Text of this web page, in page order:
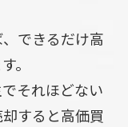
できるだけ高
。
それほどない
すると高価買